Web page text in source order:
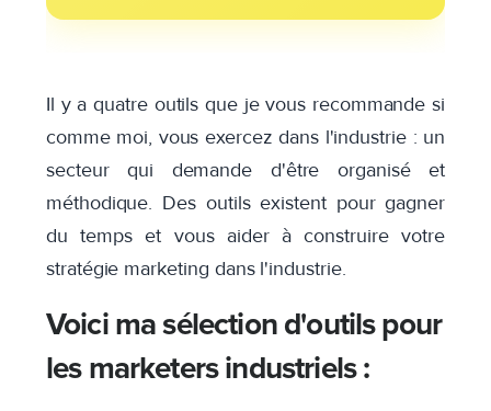
Il y a quatre outils que je vous recommande si
comme moi, vous exercez dans l'industrie : un
secteur qui demande d'être organisé et
méthodique. Des outils existent pour gagner
du temps et vous aider à construire votre
stratégie marketing dans l'industrie.
Voici ma sélection d'outils pour
les marketers industriels :